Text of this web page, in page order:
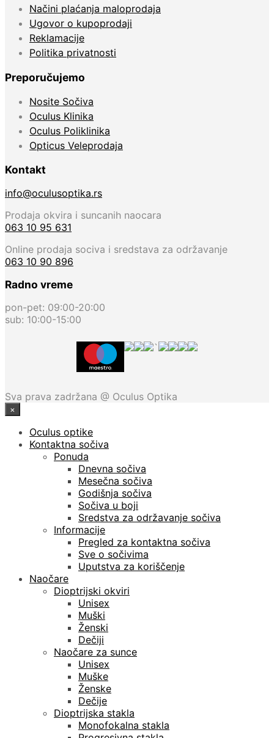
Načini plaćanja maloprodaja
Ugovor o kupoprodaji
Reklamacije
Politika privatnosti
Preporučujemo
Nosite Sočiva
Oculus Klinika
Oculus Poliklinika
Opticus Veleprodaja
Kontakt
info@oculusoptika.rs
Prodaja okvira i suncanih naocara
063 10 95 631
Online prodaja sociva i sredstava za održavanje
063 10 90 896
Radno vreme
pon-pet: 09:00-20:00
sub: 10:00-15:00
`
Sva prava zadržana @ Oculus Optika
×
Oculus optike
Kontaktna sočiva
Ponuda
Dnevna sočiva
Mesečna sočiva
Godišnja sočiva
Sočiva u boji
Sredstva za održavanje sočiva
Informacije
Pregled za kontaktna sočiva
Sve o sočivima
Uputstva za koriščenje
Naočare
Dioptrijski okviri
Unisex
Muški
Ženski
Dečiji
Naočare za sunce
Unisex
Muške
Ženske
Dečije
Dioptrijska stakla
Monofokalna stakla